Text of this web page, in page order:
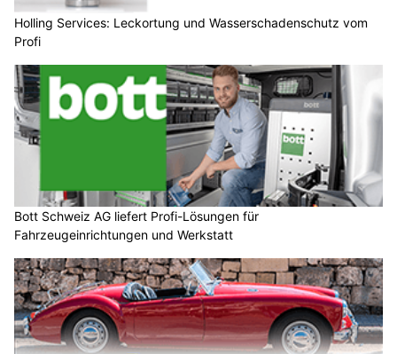
Holling Services: Leckortung und Wasserschadenschutz vom
Profi
Bott Schweiz AG liefert Profi-Lösungen für
Fahrzeugeinrichtungen und Werkstatt